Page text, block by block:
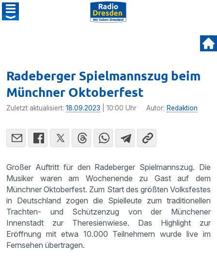
Radeberger Spielmannszug beim
Münchner Oktoberfest
Zuletzt aktualisiert:18.09.2023 | 10:00 Uhr Autor: Redaktion
Großer Auftritt für den Radeberger Spielmannszug. Die
Musiker waren am Wochenende zu Gast auf dem
Münchner Oktoberfest. Zum Start des größten Volksfestes
in Deutschland zogen die Spielleute zum traditionellen
Trachten- und Schützenzug von der Münchener
Innenstadt zur Theresienwiese. Das Highlight zur
Eröffnung mit etwa 10.000 Teilnehmern wurde live im
Fernsehen übertragen.